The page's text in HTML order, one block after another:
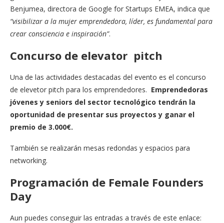
Benjumea, directora de Google for Startups EMEA, indica que
“visibilizar a la mujer emprendedora, líder, es fundamental para
crear consciencia e inspiración”.
Concurso de elevator pitch
Una de las actividades destacadas del evento es el concurso
de elevetor pitch para los emprendedores. Emprendedoras
jóvenes y seniors del sector tecnológico tendrán la
oportunidad de presentar sus proyectos y ganar el
premio de 3.000€.
También se realizarán mesas redondas y espacios para
networking.
Programación de Female Founders
Day
Aun puedes conseguir las entradas a través de este enlace: